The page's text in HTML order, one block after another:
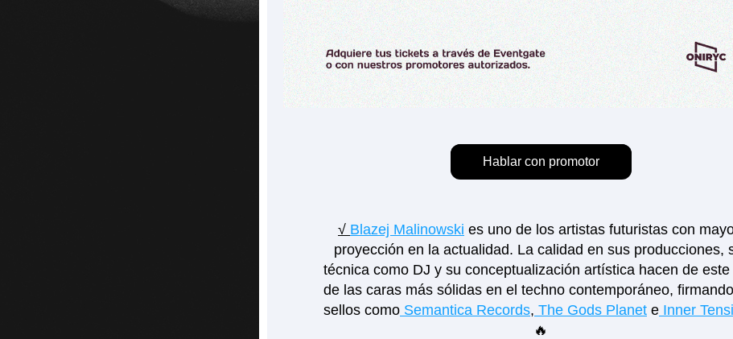
Hablar con promotor
√ Blazej Malinowski es uno de los artistas futuristas con
proyección en la actualidad. La calidad en sus producciones,
técnica como DJ y su conceptualización artística hacen de este
de las caras más sólidas en el techno contemporáneo,
sellos como Semantica Records, The Gods Planet e Inner
🔥